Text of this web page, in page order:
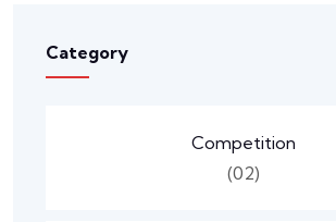
Category
Competition
(02)